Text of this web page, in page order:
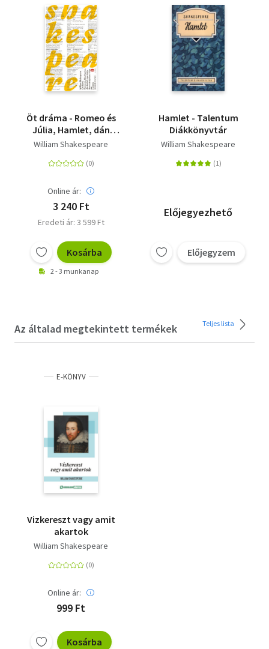
Öt dráma - Romeo és
Júlia, Hamlet, dán
királyfi, Lear király,
Vihar
William Shakespeare
Online ár:
3 240 Ft
Eredeti ár: 3 599 Ft
Kosárba
2 - 3 munkanap
Hamlet - Talentum
Diákkönyvtár
William Shakespeare
Előjegyezhető
Előjegyzem
Az általad megtekintett termékek Teljes lista
E-KÖNYV
Vizkereszt vagy amit
akartok
William Shakespeare
Online ár:
999 Ft
Kosárba